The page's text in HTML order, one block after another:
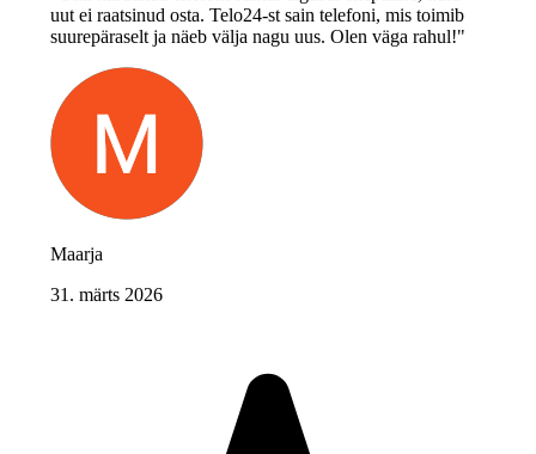
uut ei raatsinud osta. Telo24-st sain telefoni, mis toimib
suurepäraselt ja näeb välja nagu uus. Olen väga rahul!"
Maarja
31. märts 2026